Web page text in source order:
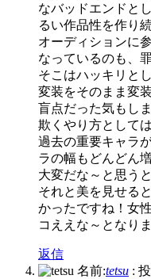
なバッドエンドと
るい作品性を作り
オーディションに
なっているのも、
そこはハッキリと
変装をそのまま変
盲点だった気もし
欺くやり方として
過去の重要キャラ
ラの幅もどんどん
大変だな～と思う
それと美を見せる
かったですね！女
コええな～となり
返信
名前:tetsu :